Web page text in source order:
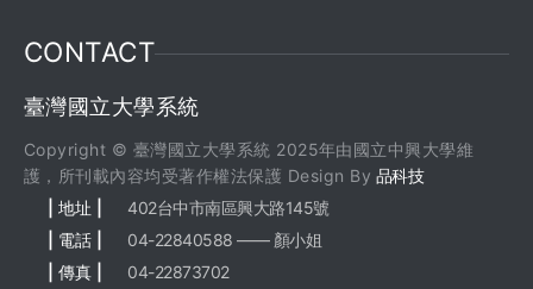
CONTACT
臺灣國立大學系統
Copyright © 臺灣國立大學系統 2025年由國立中興大學維
護，所刊載內容均受著作權法保護 Design By 品科技
| 地址 |
402台中市南區興大路145號
| 電話 |
04-22840588 —— 顏小姐
| 傳真 |
04-22873702